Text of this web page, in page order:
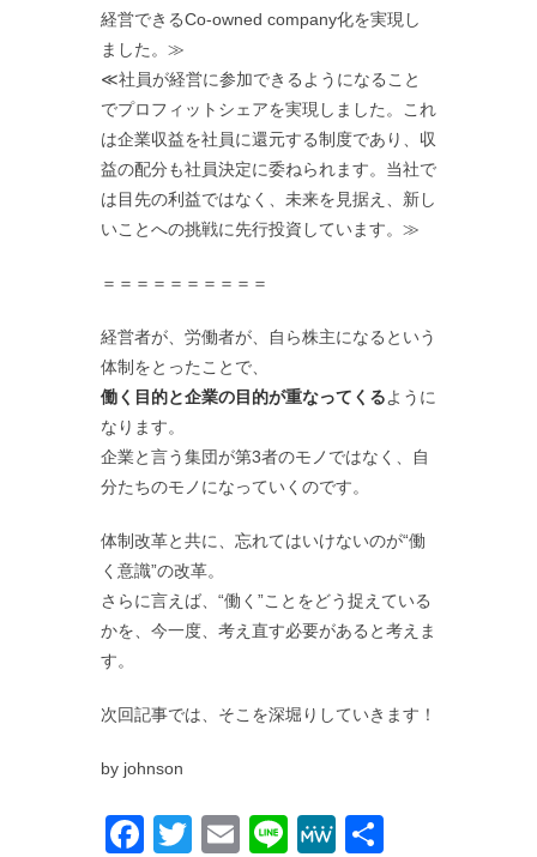
経営できるCo-owned company化を実現し
ました。≫
≪社員が経営に参加できるようになること
でプロフィットシェアを実現しました。これ
は企業収益を社員に還元する制度であり、収
益の配分も社員決定に委ねられます。当社で
は目先の利益ではなく、未来を見据え、新し
いことへの挑戦に先行投資しています。≫
＝＝＝＝＝＝＝＝＝＝
経営者が、労働者が、自ら株主になるという
体制をとったことで、
働く目的と企業の目的が重なってくるように
なります。
企業と言う集団が第3者のモノではなく、自
分たちのモノになっていくのです。
体制改革と共に、忘れてはいけないのが“働
く意識”の改革。
さらに言えば、“働く”ことをどう捉えている
かを、今一度、考え直す必要があると考えま
す。
次回記事では、そこを深堀りしていきます！
by johnson
Facebook
Twitter
EmailLineMeWe